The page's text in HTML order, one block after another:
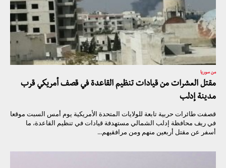
من سوريا
مقتل العشرات من قيادات تنظيم القاعدة في قصف أمريكي قرب
مدينة إدلب
قصفت طائرات حربية تابعة للولايات المتحدة الأمريكية يوم أمس السبت موقعا
في ريف محافظة إدلب الشمالي مستهدفة قيادات في تنظيم القاعدة، ما
أسفر عن مقتل أربعين منهم ومن مرافقيهم...